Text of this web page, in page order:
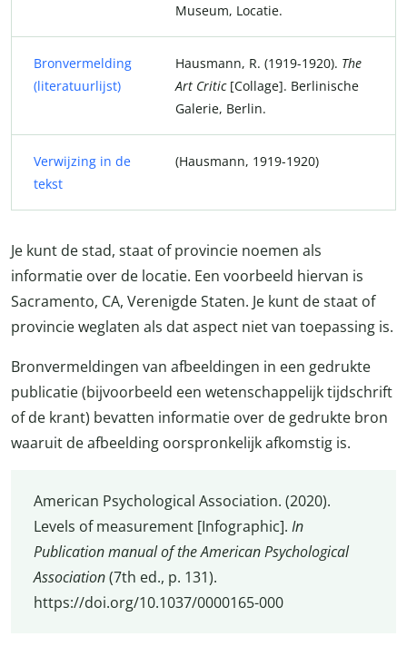
Museum, Locatie.
Bronvermelding
(literatuurlijst)
Hausmann, R. (1919-1920). The
Art Critic[Collage]. Berlinische
Galerie, Berlin.
Verwijzing in de
tekst
(Hausmann, 1919-1920)
Je kunt de stad, staat of provincie noemen als
informatie over de locatie. Een voorbeeld hiervan is
Sacramento, CA, Verenigde Staten. Je kunt de staat of
provincie weglaten als dat aspect niet van toepassing is.
Bronvermeldingen van afbeeldingen in een gedrukte
publicatie (bijvoorbeeld een wetenschappelijk tijdschrift
of de krant) bevatten informatie over de gedrukte bron
waaruit de afbeelding oorspronkelijk afkomstig is.
American Psychological Association. (2020).
Levels of measurement [Infographic]. In
Publication manual of the American Psychological
Association(7th ed., p. 131).
https://doi.org/10.1037/0000165-000